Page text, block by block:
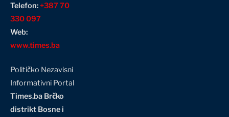
Telefon:+387 70
330 097
Web:
www.times.ba
Političko Nezavisni
Informativni Portal
Times.ba Brčko
distrikt Bosne i